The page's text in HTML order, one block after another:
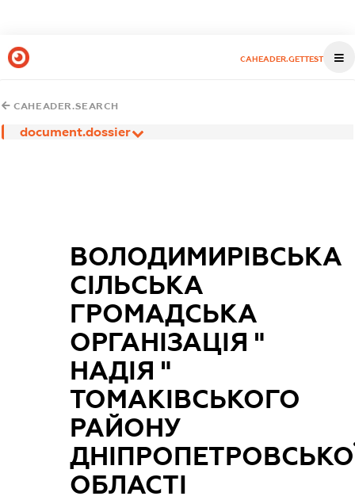
CAHEADER.GETTEST
CAHEADER.SEARCH
document.dossier
ВОЛОДИМИРІВСЬКА
СІЛЬСЬКА
ГРОМАДСЬКА
ОРГАНІЗАЦІЯ "
НАДІЯ "
ТОМАКІВСЬКОГО
РАЙОНУ
ОБЛАСТІ